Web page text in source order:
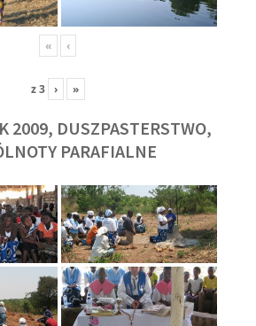
« ‹
z3 › »
2009, DUSZPASTERSTWO,
PARAFIALNE